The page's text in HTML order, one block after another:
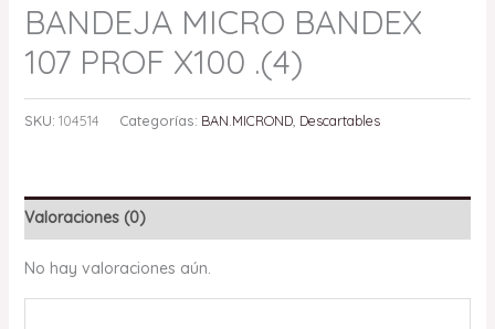
BANDEJA MICRO BANDEX
107 PROF X100 .(4)
SKU: 104514 Categorías: BAN.MICROND, Descartables
Valoraciones (0)
No hay valoraciones aún.